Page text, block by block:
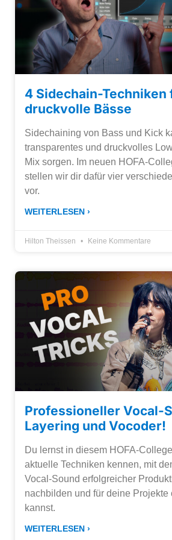
4 Sidechain-Techniken
druckvolle Bässe
Sidechaining von Bass und Kick
transparentes und druckvolles
Mix sorgen. Im neuen HOFA-
stellen wir dir dafür vier
vor.
WEITERLESEN ›
Hilton Theissen Keine Kommentare
Professioneller Vocal-
Layering und Vocoder!
Du lernst in diesem HOFA-
aktuelle Techniken kennen, mit
Vocal-Sound erfolgreicher
nachbilden und für deine Projekte
kannst.
WEITERLESEN ›